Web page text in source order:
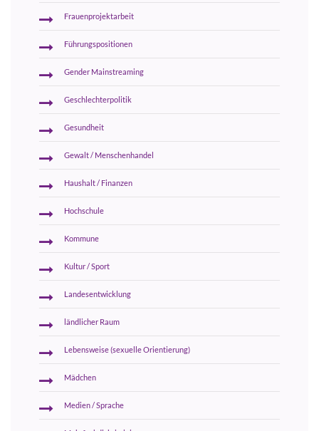
Frauenprojektarbeit
Führungspositionen
Gender Mainstreaming
Geschlechterpolitik
Gesundheit
Gewalt / Menschenhandel
Haushalt / Finanzen
Hochschule
Kommune
Kultur / Sport
Landesentwicklung
ländlicher Raum
Lebensweise (sexuelle Orientierung)
Mädchen
Medien / Sprache